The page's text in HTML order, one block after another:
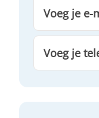
Voeg je e-
Voeg je